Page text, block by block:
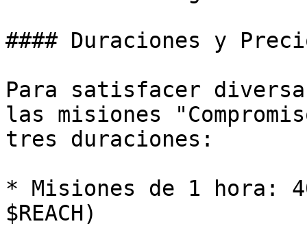
#### Duraciones y
Para satisfacer
las misiones
tres duraciones:
* Misiones de 1 hora:
$REACH)